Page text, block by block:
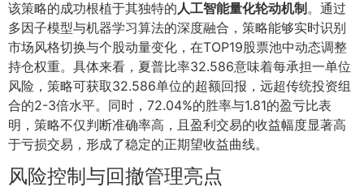
该策略的成功根植于其独特的 人工智能量化轮动机制。通过
多因子模型与机器学习算法的深度融合，策略能够实时识别
市场风格切换与个股动量变化，在TOP19股票池中动态调整
持仓权重。具体来看，夏普比率32.586意味着每承担一单位
风险，策略可获取32.586单位的超额回报，远超传统投资组
合的2-3倍水平。同时，72.04%的胜率与1.81的盈亏比表
明，策略不仅判断准确率高，且盈利交易的收益幅度显著高
于亏损交易，形成了稳定的正期望收益曲线。
风险控制与回撤管理亮点